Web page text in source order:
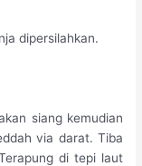
dipersilahkan.
siang kemudian
via darat. Tiba
di tepi laut